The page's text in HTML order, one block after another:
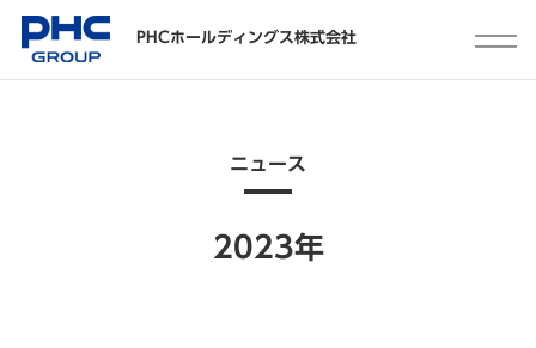
PHCホールディングス株式会社
ニュース
2023年